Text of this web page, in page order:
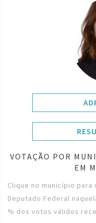
VOTAÇÃO POR
EM
Clique no município
Deputado Federal
% dos votos válidos